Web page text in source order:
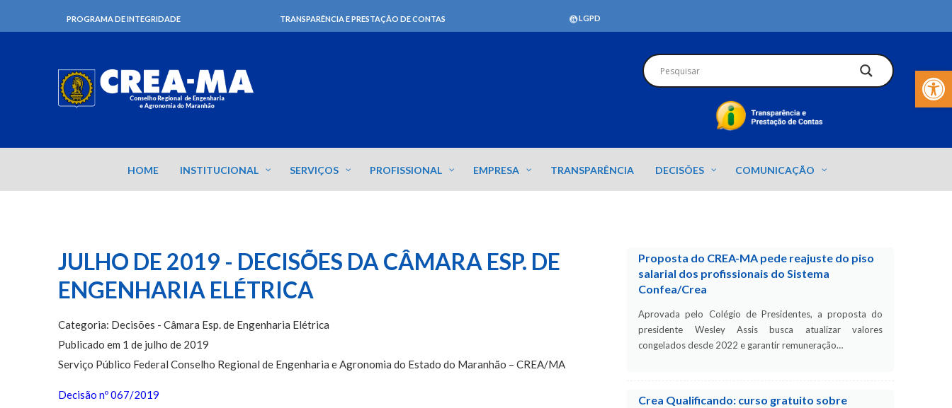
Barra de
PROGRAMA DE INTEGRIDADE TRANSPARÊNCIA E PRESTAÇÃO DE CONTAS LGPD
HOME INSTITUCIONAL SERVIÇOS PROFISSIONAL EMPRESA TRANSPARÊNCIA DECISÕES COMUNICAÇÃO
JULHO DE 2019 - DECISÕES DA CÂMARA ESP. DE
ENGENHARIA ELÉTRICA
Categoria: Decisões - Câmara Esp. de Engenharia Elétrica
Publicado em 1 de julho de 2019
Serviço Público Federal Conselho Regional de Engenharia e Agronomia do Estado do Maranhão – CREA/MA
Decisão nº 067/2019
Proposta do CREA-MA pede reajuste do piso
salarial dos profissionais do Sistema
Confea/Crea
Aprovada pelo Colégio de Presidentes, a proposta do
presidente Wesley Assis busca atualizar valores
congelados desde 2022 e garantir remuneração…
Crea Qualificando: curso gratuito sobre